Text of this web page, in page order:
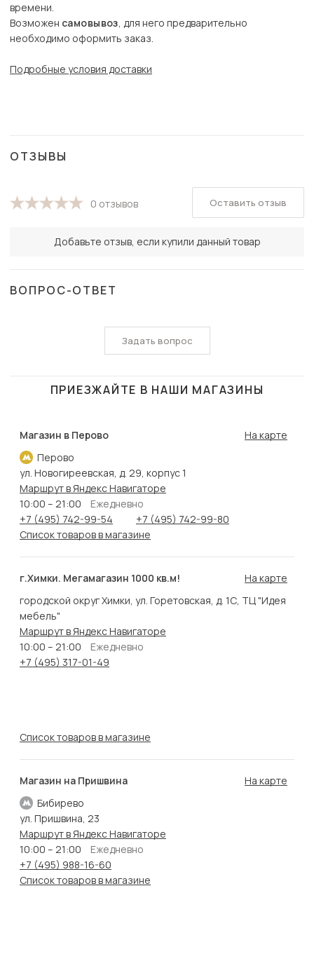
времени.
Возможен самовывоз, для него предварительно
необходимо оформить заказ.
Подробные условия доставки
ОТЗЫВЫ
0 отзывов
Добавьте отзыв, если купили данный товар
Оставить отзыв
ВОПРОС-ОТВЕТ
Задать вопрос
ПРИЕЗЖАЙТЕ В НАШИ МАГАЗИНЫ
Магазин в Перово
Перово
На карте
ул. Новогиреевская, д. 29, корпус 1
Маршрут в Яндекс Навигаторе
10:00 – 21:00
Ежедневно
+7 (495) 742-99-54
+7 (495) 742-99-80
Список товаров в магазине
г.Химки. Мегамагазин 1000 кв.м!
На карте
городской округ Химки, ул. Горетовская, д. 1С, ТЦ "Идея
мебель"
Маршрут в Яндекс Навигаторе
10:00 – 21:00
Ежедневно
+7 (495) 317-01-49
Список товаров в магазине
Магазин на Пришвина
Бибирево
На карте
ул. Пришвина, 23
Маршрут в Яндекс Навигаторе
10:00 – 21:00
Ежедневно
+7 (495) 988-16-60
Список товаров в магазине